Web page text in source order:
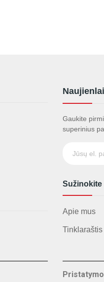
Gaukite
superinius
Sužinokite
Apie mus
Tinklaraštis